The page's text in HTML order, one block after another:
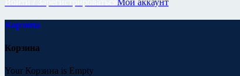
Мой аккаунт
Корзина
Корзина
Your Корзина is Empty